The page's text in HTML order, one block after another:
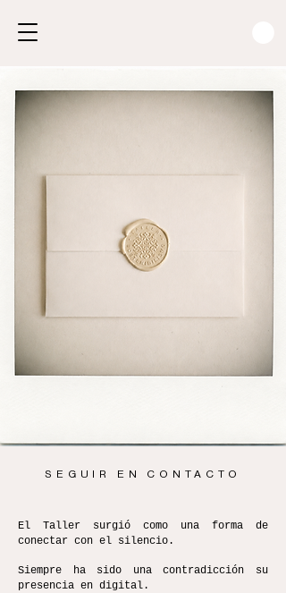
SEGUIR EN CONTACTO
El Taller surgió como una forma de
conectar con el silencio.
Siempre ha sido una contradicción su
presencia en digital.